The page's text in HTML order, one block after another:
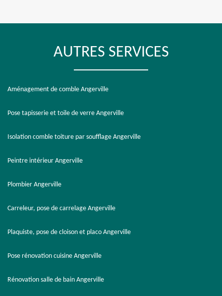
AUTRES SERVICES
Aménagement de comble Angerville
Pose tapisserie et toile de verre Angerville
Isolation comble toiture par soufflage Angerville
Peintre intérieur Angerville
Plombier Angerville
Carreleur, pose de carrelage Angerville
Plaquiste, pose de cloison et placo Angerville
Pose rénovation cuisine Angerville
Rénovation salle de bain Angerville